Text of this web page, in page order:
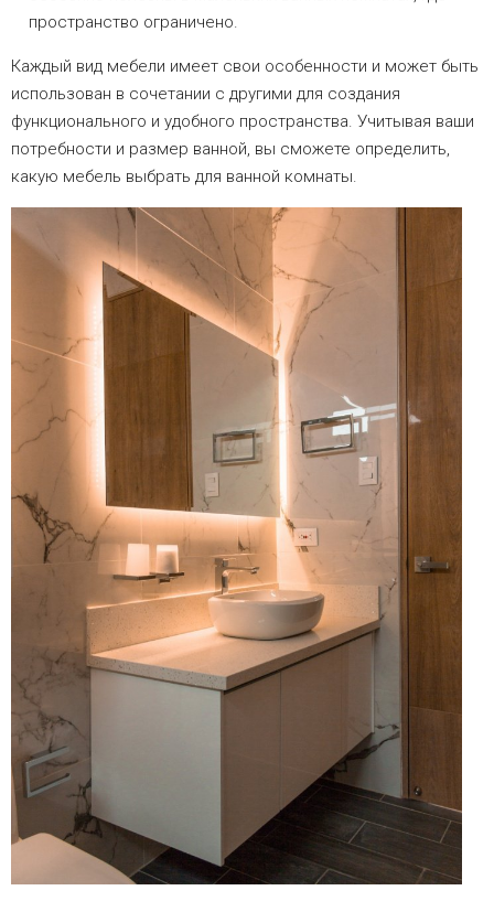
пространство ограничено.
Каждый вид мебели имеет свои особенности и может быть
использован в сочетании с другими для создания
функционального и удобного пространства. Учитывая ваши
потребности и размер ванной, вы сможете определить,
какую мебель выбрать для ванной комнаты.